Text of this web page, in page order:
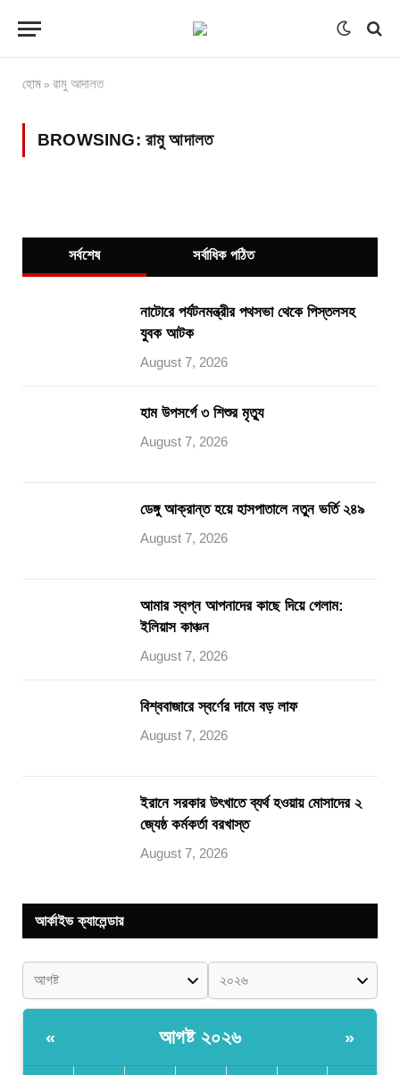
হোম » রামু আদালত
BROWSING: রামু আদালত
সর্বশেষ সর্বাধিক পঠিত
নাটোরে পর্যটনমন্ত্রীর পথসভা থেকে পিস্তলসহ
যুবক আটক
August 7, 2026
হাম উপসর্গে ৩ শিশুর মৃত্যু
August 7, 2026
ডেঙ্গু আক্রান্ত হয়ে হাসপাতালে নতুন ভর্তি ২৪৯
August 7, 2026
আমার স্বপ্ন আপনাদের কাছে দিয়ে গেলাম:
ইলিয়াস কাঞ্চন
August 7, 2026
বিশ্ববাজারে স্বর্ণের দামে বড় লাফ
August 7, 2026
ইরানে সরকার উৎখাতে ব্যর্থ হওয়ায় মোসাদের ২
জ্যেষ্ঠ কর্মকর্তা বরখাস্ত
August 7, 2026
আর্কাইভ ক্যালেন্ডার
« আগষ্ট ২০২৬ »